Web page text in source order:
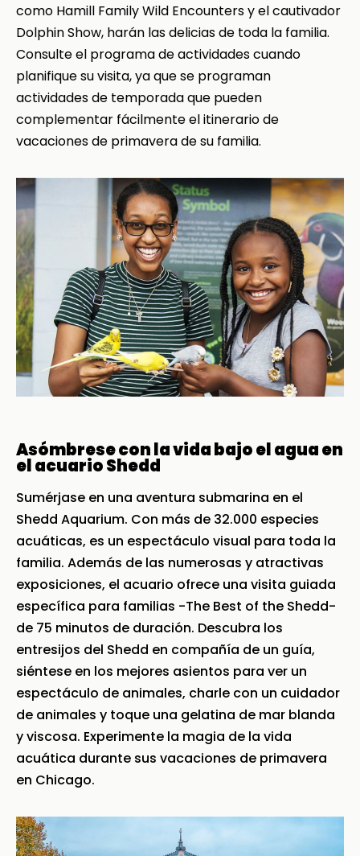
como Hamill Family Wild Encounters y el cautivador
Dolphin Show, harán las delicias de toda la familia.
Consulte el programa de actividades cuando
planifique su visita, ya que se programan
actividades de temporada que pueden
complementar fácilmente el itinerario de
vacaciones de primavera de su familia.
Asómbrese con la vida bajo el agua en
el acuario Shedd
Sumérjase en una aventura submarina en el
Shedd Aquarium. Con más de 32.000 especies
acuáticas, es un espectáculo visual para toda la
familia. Además de las numerosas y atractivas
exposiciones, el acuario ofrece una visita guiada
específica para familias -The Best of the Shedd-
de 75 minutos de duración. Descubra los
entresijos del Shedd en compañía de un guía,
siéntese en los mejores asientos para ver un
espectáculo de animales, charle con un cuidador
de animales y toque una gelatina de mar blanda
y viscosa. Experimente la magia de la vida
acuática durante sus vacaciones de primavera
en Chicago.